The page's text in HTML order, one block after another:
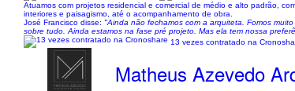
Atuamos com projetos residencial e comercial de médio e alto padrão,
interiores e paisagismo, até o acompanhamento de obra.
José Francisco disse: "Ainda não fechamos com a arquiteta. Fomos
sobre tudo. Ainda estamos na fase pré projeto. Mas ela tem nossa
13 vezes contratado na
Matheus Azevedo